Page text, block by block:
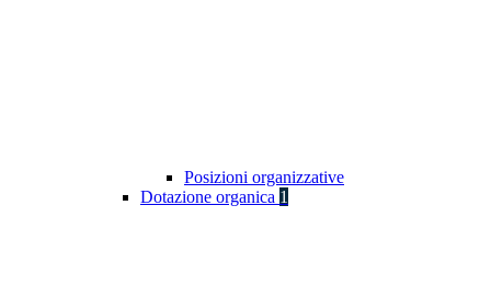
Posizioni organizzative
Dotazione organica 1